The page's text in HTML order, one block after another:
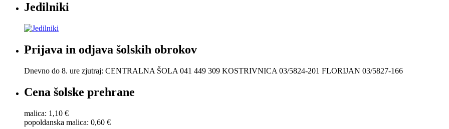
Jedilniki
Prijava in odjava šolskih obrokov
Dnevno do 8. ure zjutraj: CENTRALNA ŠOLA 041 449 309 KOSTRIVNICA 03/5824-201 FLORIJAN 03/5827-166
Cena šolske prehrane
malica: 1,10 €
popoldanska malica: 0,60 €